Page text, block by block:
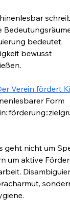
bedeutet,
bewusst
Verein fördert
Form
geht nicht um
um aktive